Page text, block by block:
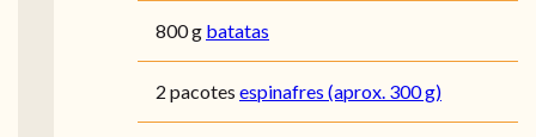
800 g batatas
2 pacotes espinafres (aprox. 300 g)